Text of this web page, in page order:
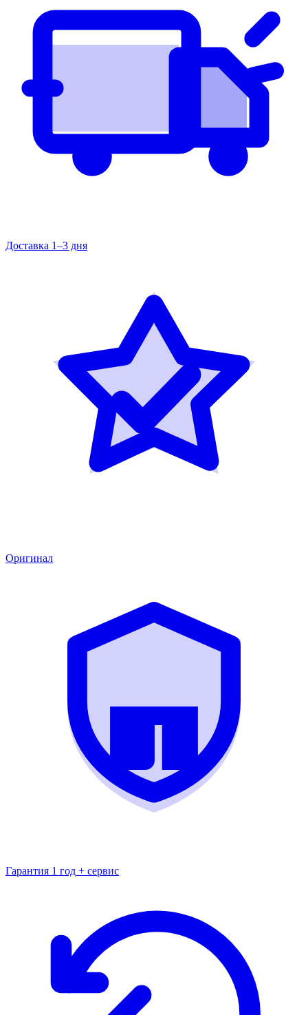
Доставка 1–3 дня
Оригинал
Гарантия 1 год + сервис